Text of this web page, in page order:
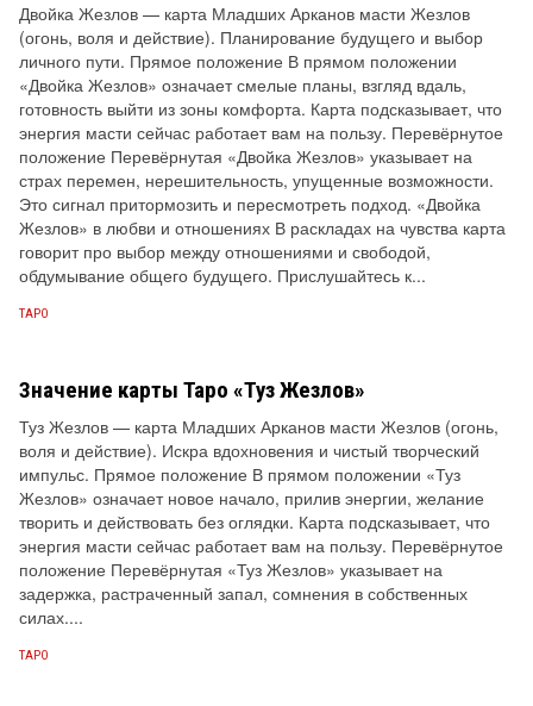
Двойка Жезлов — карта Младших Арканов масти Жезлов
(огонь, воля и действие). Планирование будущего и выбор
личного пути. Прямое положение В прямом положении
«Двойка Жезлов» означает смелые планы, взгляд вдаль,
готовность выйти из зоны комфорта. Карта подсказывает, что
энергия масти сейчас работает вам на пользу. Перевёрнутое
положение Перевёрнутая «Двойка Жезлов» указывает на
страх перемен, нерешительность, упущенные возможности.
Это сигнал притормозить и пересмотреть подход. «Двойка
Жезлов» в любви и отношениях В раскладах на чувства карта
говорит про выбор между отношениями и свободой,
обдумывание общего будущего. Прислушайтесь к...
ТАРО
Значение карты Таро «Туз Жезлов»
Туз Жезлов — карта Младших Арканов масти Жезлов (огонь,
воля и действие). Искра вдохновения и чистый творческий
импульс. Прямое положение В прямом положении «Туз
Жезлов» означает новое начало, прилив энергии, желание
творить и действовать без оглядки. Карта подсказывает, что
энергия масти сейчас работает вам на пользу. Перевёрнутое
положение Перевёрнутая «Туз Жезлов» указывает на
задержка, растраченный запал, сомнения в собственных
силах....
ТАРО